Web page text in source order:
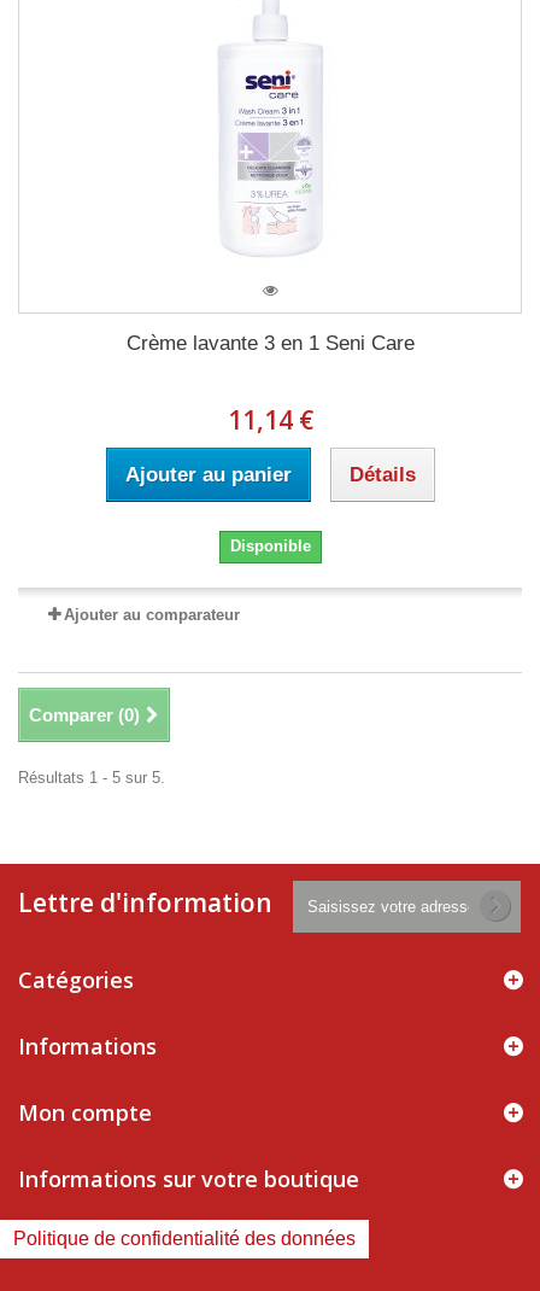
Crème lavante 3 en 1 Seni Care
11,14 €
Ajouter au panier Détails
Disponible
Ajouter au comparateur
Comparer (0)
Résultats 1 - 5 sur 5.
Lettre d'information
Catégories
Informations
Mon compte
Informations sur votre boutique
Politique de confidentialité des données